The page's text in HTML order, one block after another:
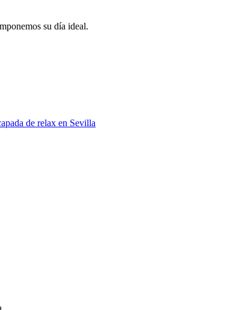
su día ideal.
de relax en Sevilla